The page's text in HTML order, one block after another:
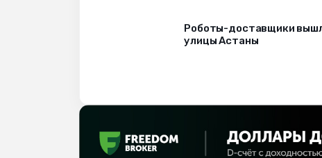
Роботы-доставщики
улицы Астаны